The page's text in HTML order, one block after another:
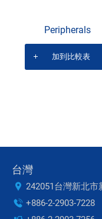
Peripherals
加到比較表
台灣
242051台灣新北市
+886-2-2903-7228